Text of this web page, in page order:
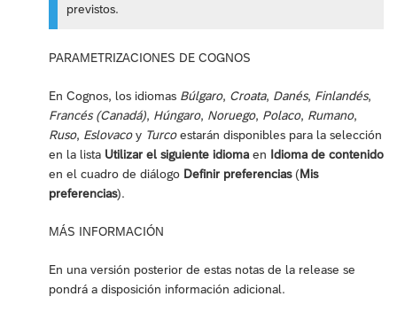
previstos.
PARAMETRIZACIONES DE COGNOS
En Cognos, los idiomas Búlgaro, Croata, Danés, Finlandés,
Francés (Canadá), Húngaro, Noruego, Polaco, Rumano,
Ruso, Eslovacoy Turcoestarán disponibles para la selección
en la lista Utilizar el siguiente idioma en Idioma de contenido
en el cuadro de diálogo Definir preferencias(Mis
preferencias).
MÁS INFORMACIÓN
En una versión posterior de estas notas de la release se
pondrá a disposición información adicional.